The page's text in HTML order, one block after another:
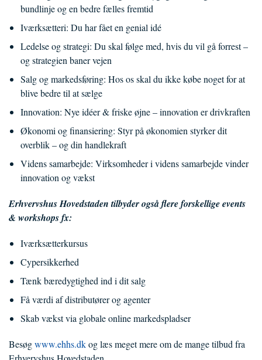
bundlinje og en bedre fælles fremtid
Iværksætteri: Du har fået en genial idé
Ledelse og strategi: Du skal følge med, hvis du vil gå forrest –
og strategien baner vejen
Salg og markedsføring: Hos os skal du ikke købe noget for at
blive bedre til at sælge
Innovation: Nye idéer & friske øjne – innovation er drivkraften
Økonomi og finansiering: Styr på økonomien styrker dit
overblik – og din handlekraft
Videns samarbejde: Virksomheder i videns samarbejde vinder
innovation og vækst
Erhvervshus Hovedstaden tilbyder også flere forskellige events
& workshops fx:
Iværksætterkursus
Cypersikkerhed
Tænk bæredygtighed ind i dit salg
Få værdi af distributører og agenter
Skab vækst via globale online markedspladser
Besøgwww.ehhs.dkog læs meget mere om de mange tilbud fra